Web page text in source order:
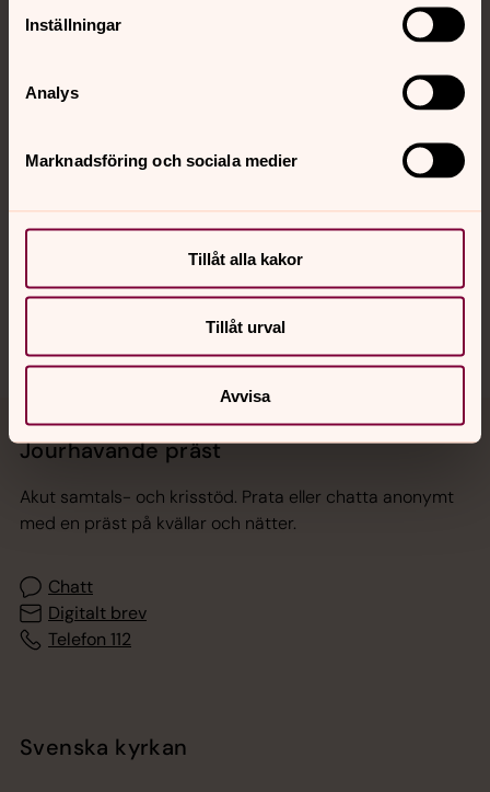
Inställningar
Analys
Marknadsföring och sociala medier
Tillåt alla kakor
Tillåt urval
Avvisa
Kontakt
Jourhavande präst
Akut samtals- och krisstöd. Prata eller chatta anonymt
med en präst på kvällar och nätter.
Chatt
Digitalt brev
Telefon 112
Svenska kyrkan